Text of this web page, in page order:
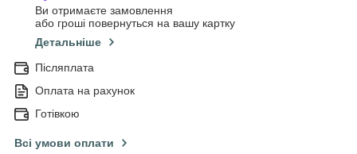
Ви отримаєте замовлення
або гроші повернуться на вашу картку
Детальніше
Післяплата
Оплата на рахунок
Готівкою
Всі умови оплати